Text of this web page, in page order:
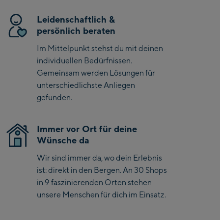
Zell Am See:
Schmittenhöhebahn
Talstation / Valley
station
CityXPress Talstation /
Valley station
AreitXpress Talstation /
Valley station
Bergstation / Top
station
Saalfelden:
Saalfelden
Saalbach:
eine Rückentasche Stauraum für das Wichtigste bietet.
Pflegeleicht und atmungsaktiv – ideal für anspruchsvolle
Trails.
Leidenschaftlich &
persönlich beraten
Im Mittelpunkt stehst du mit deinen
individuellen Bedürfnissen.
Gemeinsam werden Lösungen für
unterschiedlichste Anliegen
gefunden.
Immer vor Ort für deine
Wünsche da
Wir sind immer da, wo dein Erlebnis
ist: direkt in den Bergen. An 30 Shops
in 9 faszinierenden Orten stehen
unsere Menschen für dich im Einsatz.